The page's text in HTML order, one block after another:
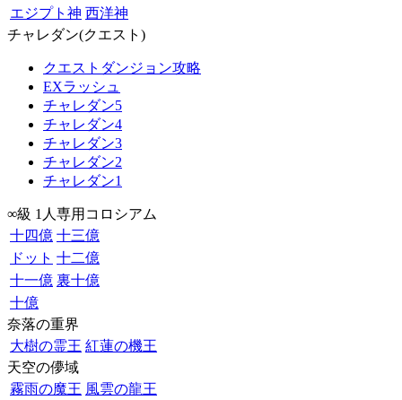
エジプト神 西洋神
チャレダン(クエスト)
クエストダンジョン攻略
EXラッシュ
チャレダン5
チャレダン4
チャレダン3
チャレダン2
チャレダン1
∞級 1人専用コロシアム
十四億 十三億
ドット 十二億
十一億 裏十億
十億
奈落の重界
大樹の霊王 紅蓮の機王
天空の儚域
霧雨の魔王 風雲の龍王